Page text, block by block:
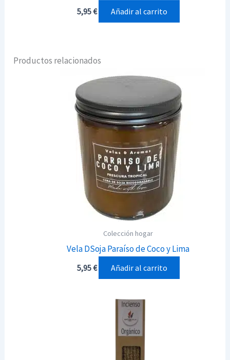
5,95€ Añadir al carrito
Productos relacionados
Colección hogar
Vela DSoja Paraíso de Coco y Lima
5,95€ Añadir al carrito